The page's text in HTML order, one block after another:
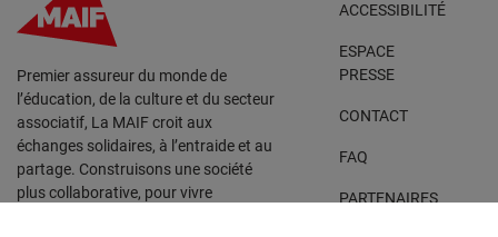
Premier assureur du monde de
l’éducation, de la culture et du secteur
associatif, La MAIF croit aux
échanges solidaires, à l’entraide et au
partage. Construisons une société
plus collaborative, pour vivre
ACCESSIBILITÉ
ESPACE
PRESSE
CONTACT
FAQ
PARTENAIRES